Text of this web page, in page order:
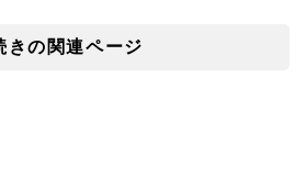
きの関連ページ